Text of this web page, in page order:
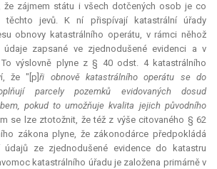
že zájmem státu i všech dotčených osob je co
těchto jevů. K ní přispívají katastrální úřady
obnovy katastrálního operátu, v rámci něhož
zapsané ve zjednodušené evidenci a v
výslovně plyne z § 40 odst. 4 katastrálního
že "[p]ři obnově katastrálního operátu se do
parcely pozemků evidovaných dosud
pokud to umožňuje kvalita jejich původního
se lze ztotožnit, že též z výše citovaného § 62
zákona plyne, že zákonodárce předpokládá
údajů ze zjednodušené evidence do katastru
katastrálního úřadu je založena primárně v